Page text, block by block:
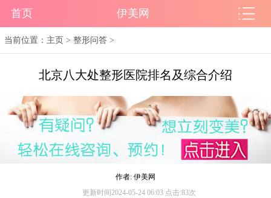
首页 伊美网
当前位置： 主页 >整形问答 >
北京八大处整形医院排名及综合介绍
作者: 伊美网
更新时间2024-05-24 06:03 点击:83次